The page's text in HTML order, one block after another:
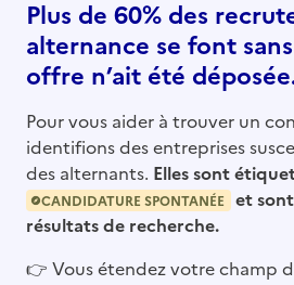
Plus de 60% des
alternance se font
offre n’ait été
Pour vous aider à trouver un
identifions des entreprises
des alternants. Elles sont
CANDIDATURE SPONTANÉE
et
résultats de recherche.
👉 Vous étendez votre champ